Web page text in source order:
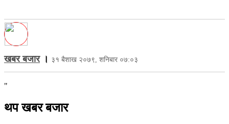
खबर बजार। ३१ बैशाख २०७९, शनिबार ०७:०३
"
थप खबर बजार